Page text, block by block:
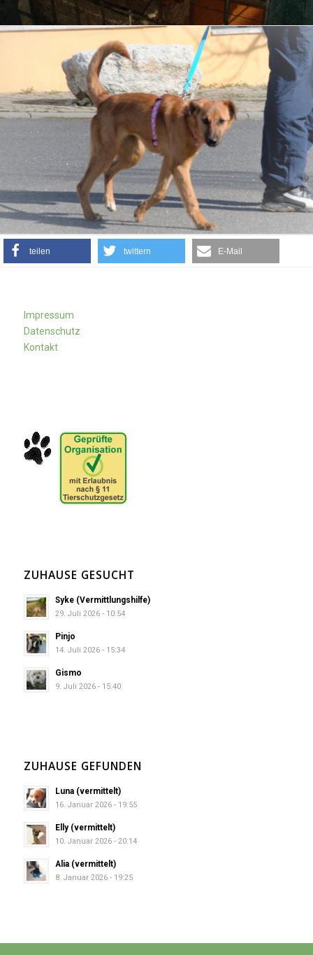
teilen twittern E-Mail
Impressum
Datenschutz
Kontakt
ZUHAUSE GESUCHT
Syke (Vermittlungshilfe)
29. Juli 2026 - 10:54
Pinjo
14. Juli 2026 - 15:34
Gismo
9. Juli 2026 - 15:40
ZUHAUSE GEFUNDEN
Luna (vermittelt)
16. Januar 2026 - 19:55
Elly (vermittelt)
10. Januar 2026 - 20:14
Alia (vermittelt)
8. Januar 2026 - 19:25